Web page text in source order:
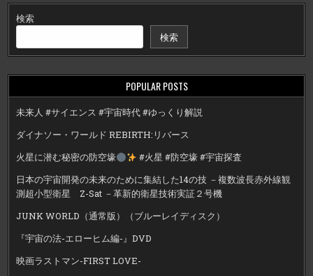
検索
検索
POPULAR POSTS
未来人 #サイエンス #宇宙時代 #ゆっくり解説
ダイナソー・ワールド REBIRTH:リバース
火星に潜む秘密の防空壕
#火星 #防空壕 #宇宙探査
日本の宇宙開発の未来のために集結した14の技 －複数波長赤外線観
測超小型衛星 Z-Sat －革新的衛星技術実証２号機
JUNK WORLD（通常版）（ブルーレイディスク）
『宇宙の法-エローヒム編-』DVD
映画ラストマン-FIRST LOVE-